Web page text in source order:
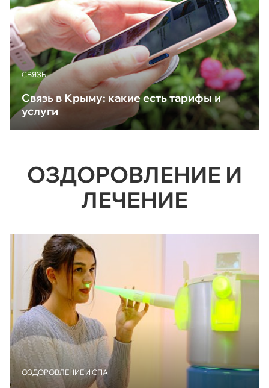
CВЯЗЬ
Связь в Крыму: какие есть тарифы и
услуги
ОЗДОРОВЛЕНИЕ И
ЛЕЧЕНИЕ
ОЗДОРОВЛЕНИЕ И СПА